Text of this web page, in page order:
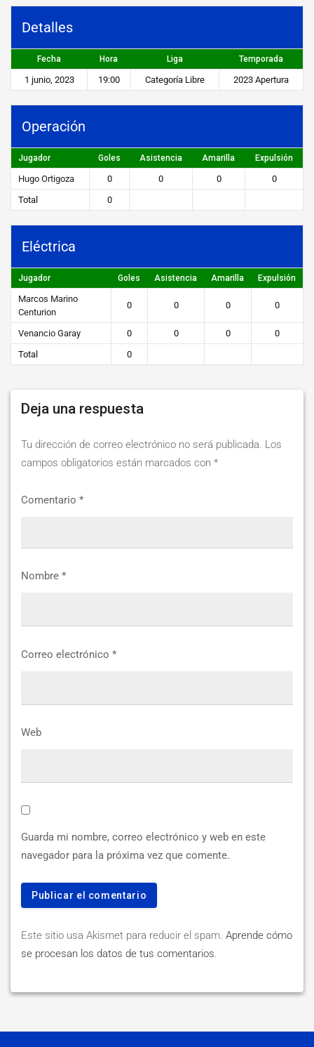
r
https://steibi.org.py/wp-
content/uploads/2019/04/STEIBI-
WEB-
2.png
Detalles
Fecha Hora Liga Temporada
1 junio, 2023 19:00 Categoría Libre 2023 Apertura
Operación
Jugador Goles Asistencia Amarilla Expulsión
Hugo Ortigoza 0 0 0
0
Total
0
Eléctrica
Jugador Goles Asistencia Amarilla Expulsión
Marcos Marino
Centurion
0 0 0 0
Venancio Garay 0 0 0
0
Total
0
Deja una respuesta
Tu dirección de correo electrónico no será publicada. Los
campos obligatorios están marcados con *
Comentario *
Nombre *
Correo electrónico *
Web
Guarda mi nombre, correo electrónico y web en este
navegador para la próxima vez que comente.
Este sitio usa Akismet para reducir el spam. Aprende cómo
se procesan los datos de tus comentarios.